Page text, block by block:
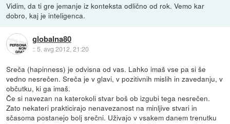
Vidim, da ti gre jemanje iz konteksta odlično od rok. Vemo kar
dobro, kaj je inteligenca.
globalna80
::5. avg 2012, 21:20
Sreča (hapinness) je odvisna od vas. Lahko imaš vse pa si še
vedno nesrečen. Sreča je v glavi, v pozitivnih mislih in zavedanju, v
občutku, ki ga imaš.
Če si navezan na katerokoli stvar boš ob izgubi tega nesrečen.
Zato nekateri prakticirajo nenavezanost na minljive stvari in
sčasoma postanejo bolj srečni. Uživajo v vsakem danem trenutku